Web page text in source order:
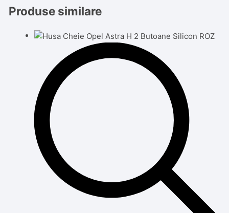
Produse similare